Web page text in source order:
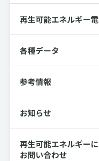
再生可能エネルギー
各種データ
参考情報
お知らせ
再生可能エネルギー
お問い合わせ